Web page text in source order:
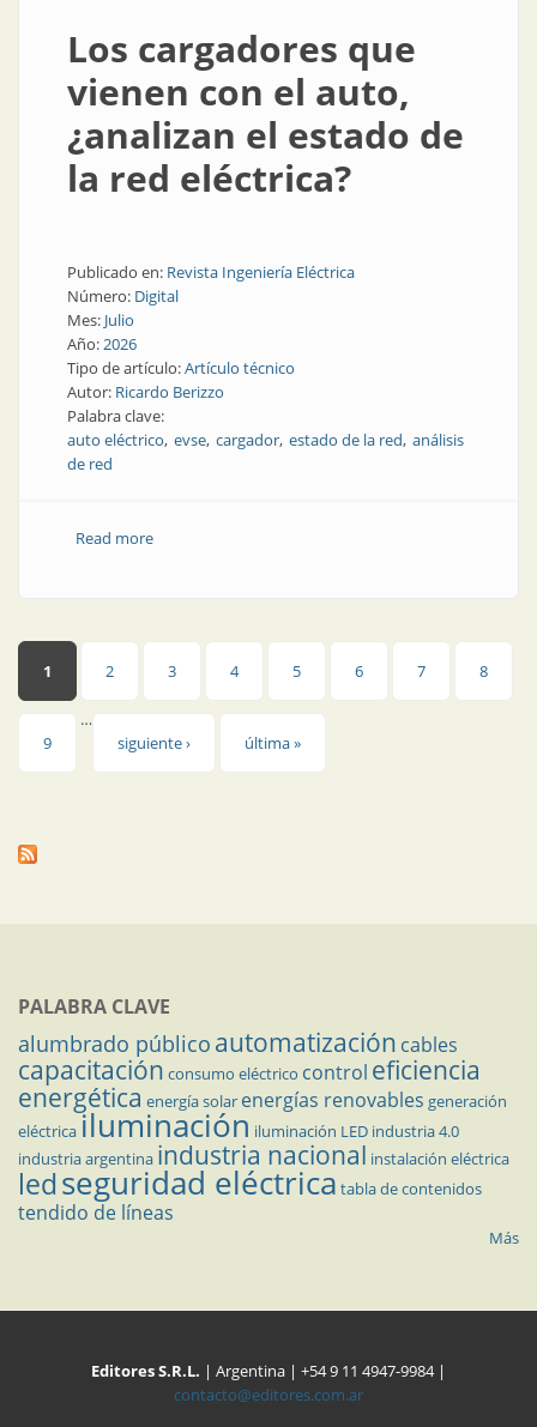
Los cargadores que
vienen con el auto,
¿analizan el estado de
la red eléctrica?
Publicado en: Revista Ingeniería Eléctrica
Número: Digital
Mes: Julio
Año:2026
Tipo de artículo:Artículo técnico
Autor: Ricardo Berizzo
Palabra clave:
auto eléctrico evse cargador estado de la red análisis
de red
Read moreabout Los cargadores que vienen con el auto,
Páginas
1 2 3 4 5 6 7 8
9
…
siguiente ›
última »
PALABRA CLAVE
alumbrado público automatización cables
capacitación consumo eléctrico control eficiencia
energética energía solar energías renovables generación
eléctricailuminación iluminación LED industria 4.0
industria argentina industria nacional instalación eléctrica
ledseguridad eléctrica tabla de contenidos
tendido de líneas
Más
Editores S.R.L. | Argentina | +54 9 11 4947-9984 |
contacto@editores.com.ar